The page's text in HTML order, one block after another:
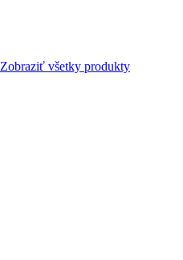
Zobraziť všetky produkty